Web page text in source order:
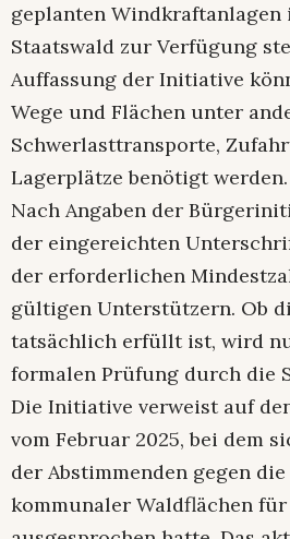
geplanten Windkraftanlagen
Staatswald zur Verfügung
Auffassung der Initiative
Wege und Flächen unter
Schwerlasttransporte,
Lagerplätze benötigt werden.
Nach Angaben der
der eingereichten
der erforderlichen
gültigen Unterstützern. Ob
tatsächlich erfüllt ist, wird
formalen Prüfung durch die
Die Initiative verweist auf
vom Februar 2025, bei dem
der Abstimmenden gegen
kommunaler Waldflächen